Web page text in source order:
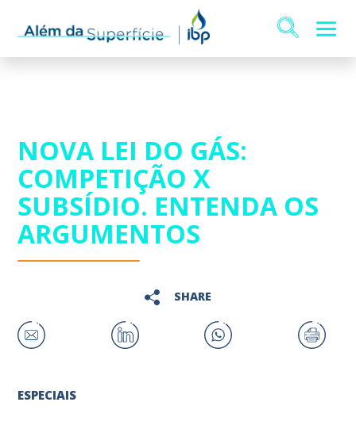
NOVA LEI DO GÁS:
COMPETIÇÃO X
SUBSÍDIO. ENTENDA OS
ARGUMENTOS
SHARE
ESPECIAIS